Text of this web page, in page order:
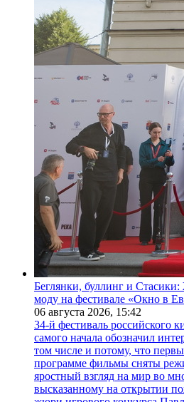
Беглянки, буллинг и Стасики:
моду на фестивале «Окно в
06 августа 2026, 15:42
34-й фестиваль российского
самого начала обозначил
том числе и потому, что
программе фильмы сняты
яростный взгляд на мир во
высказанному на открытии